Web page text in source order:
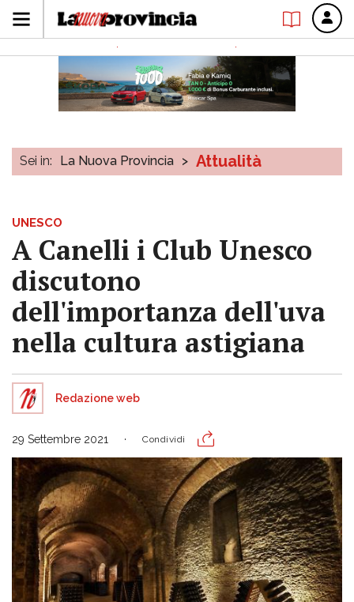
Sei in: La Nuova Provincia > Attualità
UNESCO
A Canelli i Club Unesco
discutono
dell'importanza dell'uva
nella cultura astigiana
Redazione web
29 Settembre 2021 Condividi